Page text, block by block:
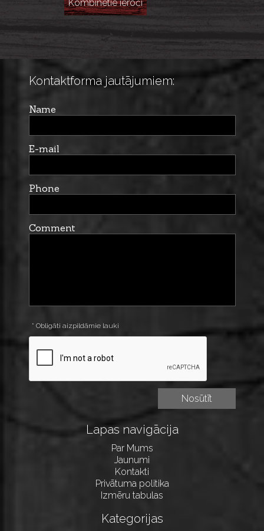
Kombinētie ieroči
Kontaktforma jautājumiem:
Name
E-mail
Phone
Comment
* Obligāti aizpildāmie lauki
Lapas navigācija
Par Mums
Jaunumi
Kontakti
Privātuma politika
Izmēru tabulas
Kategorijas